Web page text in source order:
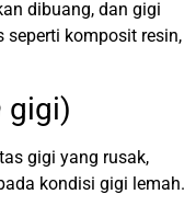
dibuang, dan gigi
komposit resin,
gigi)
gigi yang rusak,
kondisi gigi lemah.